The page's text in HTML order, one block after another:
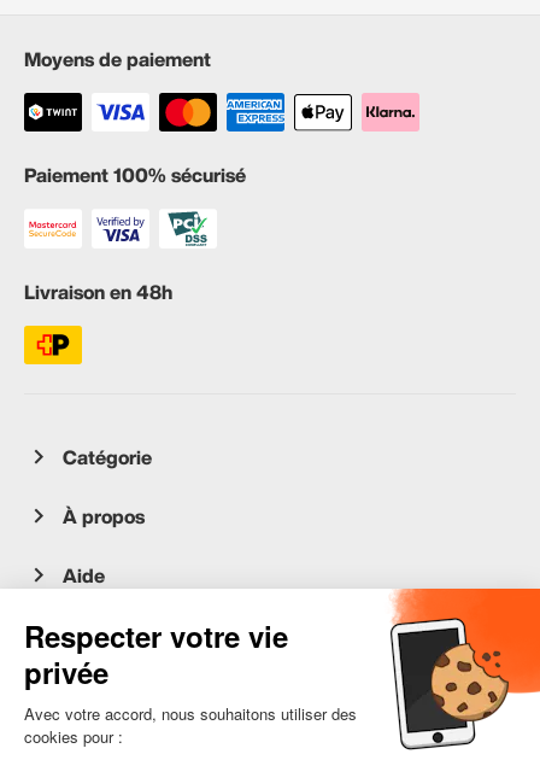
Moyens de paiement
Paiement 100% sécurisé
Livraison en 48h
Catégorie
À propos
Aide
Service client
occasion.migros.mobile@recommerce.com
Lundi-Vendredi 08:00-17:00